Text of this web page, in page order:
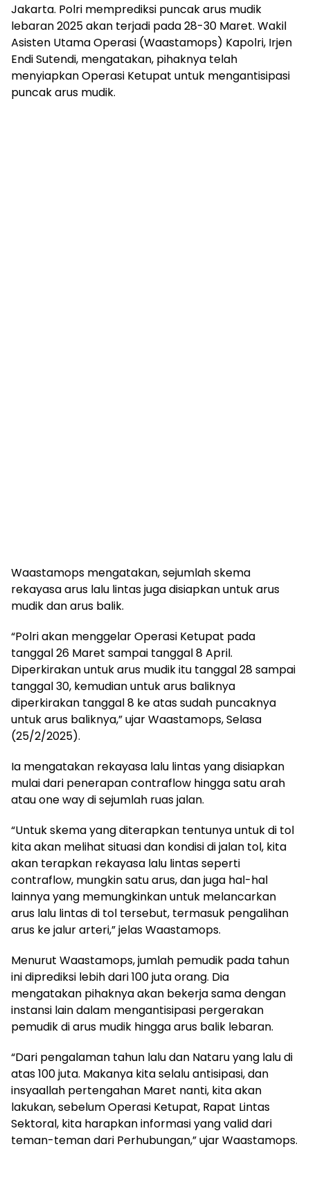
Jakarta. Polri memprediksi puncak arus mudik
lebaran 2025 akan terjadi pada 28-30 Maret. Wakil
Asisten Utama Operasi (Waastamops) Kapolri, Irjen
Endi Sutendi, mengatakan, pihaknya telah
menyiapkan Operasi Ketupat untuk mengantisipasi
puncak arus mudik.
Waastamops mengatakan, sejumlah skema
rekayasa arus lalu lintas juga disiapkan untuk arus
mudik dan arus balik.
“Polri akan menggelar Operasi Ketupat pada
tanggal 26 Maret sampai tanggal 8 April.
Diperkirakan untuk arus mudik itu tanggal 28 sampai
tanggal 30, kemudian untuk arus baliknya
diperkirakan tanggal 8 ke atas sudah puncaknya
untuk arus baliknya,” ujar Waastamops, Selasa
(25/2/2025).
Ia mengatakan rekayasa lalu lintas yang disiapkan
mulai dari penerapan contraflow hingga satu arah
atau one way di sejumlah ruas jalan.
“Untuk skema yang diterapkan tentunya untuk di tol
kita akan melihat situasi dan kondisi di jalan tol, kita
akan terapkan rekayasa lalu lintas seperti
contraflow, mungkin satu arus, dan juga hal-hal
lainnya yang memungkinkan untuk melancarkan
arus lalu lintas di tol tersebut, termasuk pengalihan
arus ke jalur arteri,” jelas Waastamops.
Menurut Waastamops, jumlah pemudik pada tahun
ini diprediksi lebih dari 100 juta orang. Dia
mengatakan pihaknya akan bekerja sama dengan
instansi lain dalam mengantisipasi pergerakan
pemudik di arus mudik hingga arus balik lebaran.
“Dari pengalaman tahun lalu dan Nataru yang lalu di
atas 100 juta. Makanya kita selalu antisipasi, dan
insyaallah pertengahan Maret nanti, kita akan
lakukan, sebelum Operasi Ketupat, Rapat Lintas
Sektoral, kita harapkan informasi yang valid dari
teman-teman dari Perhubungan,” ujar Waastamops.